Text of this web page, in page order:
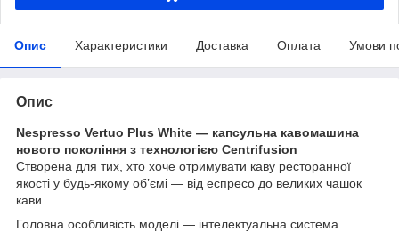
Опис Характеристики Доставка Оплата Умови
Опис
Nespresso Vertuo Plus White — капсульна кавомашина
нового покоління з технологією Centrifusion
Створена для тих, хто хоче отримувати каву ресторанної
якості у будь-якому об’ємі — від еспресо до великих чашок
кави.
Головна особливість моделі — інтелектуальна система